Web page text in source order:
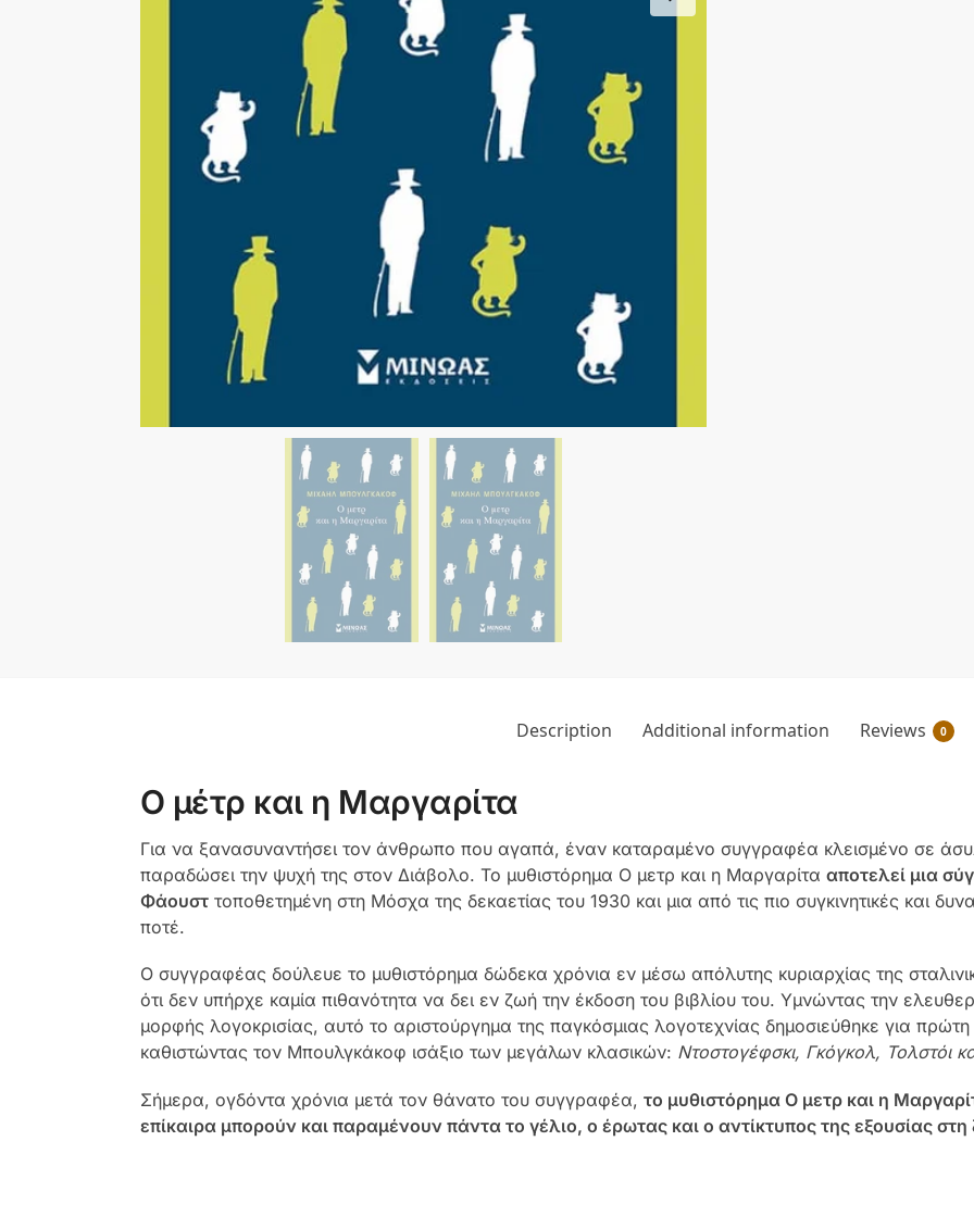
Description Additional information Reviews 0
Ο μέτρ και η Μαργαρίτα
Για να ξανασυναντήσει τον άνθρωπο που αγαπά, έναν καταραμένο συγγραφέα κλεισμένο σε
παραδώσει την ψυχή της στον Διάβολο. Το μυθιστόρημα Ο μετρ και η Μαργαρίτα αποτελεί μια
Φάουσττοποθετημένη στη Μόσχα της δεκαετίας του 1930 και μια από τις πιο συγκινητικές και
ποτέ.
Ο συγγραφέας δούλευε το μυθιστόρημα δώδεκα χρόνια εν μέσω απόλυτης κυριαρχίας της
ότι δεν υπήρχε καμία πιθανότητα να δει εν ζωή την έκδοση του βιβλίου του. Υμνώντας την
μορφής λογοκρισίας, αυτό το αριστούργημα της παγκόσμιας λογοτεχνίας δημοσιεύ­θηκε για
καθιστώντας τον Μπουλγκάκοφ ισάξιο των μεγάλων κλασικών: Ντοστογέφσκι, Γκόγκολ, Τολστόι
Σήμερα, ογδόντα χρόνια μετά τον θάνατο του συγγραφέα, το μυθιστόρημα Ο μετρ και η
επίκαιρα μπορούν και παραμένουν πάντα το γέλιο, ο έρωτας και ο αντίκτυπος της εξουσίας